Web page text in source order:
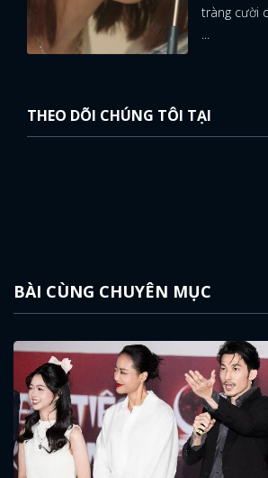
tràng cười
...
THEO DÕI CHÚNG TÔI TẠI
BÀI CÙNG CHUYÊN MỤC